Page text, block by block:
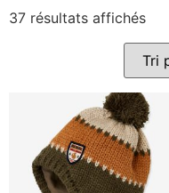
37 résultats affichés